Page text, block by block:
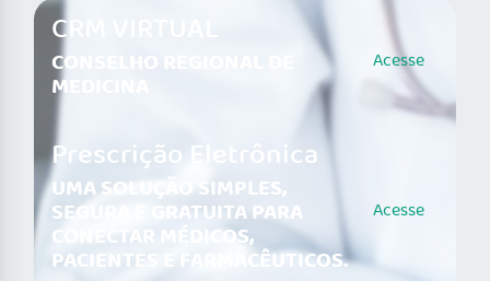
CRM VIRTUAL
CONSELHO REGIONAL DE
MEDICINA
Acesse
Prescrição Eletrônica
UMA SOLUÇÃO SIMPLES,
SEGURA E GRATUITA PARA
CONECTAR MÉDICOS,
PACIENTES E FARMACÊUTICOS.
Acesse